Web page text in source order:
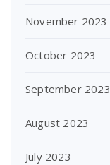
November 2023
October 2023
September 2023
August 2023
July 2023